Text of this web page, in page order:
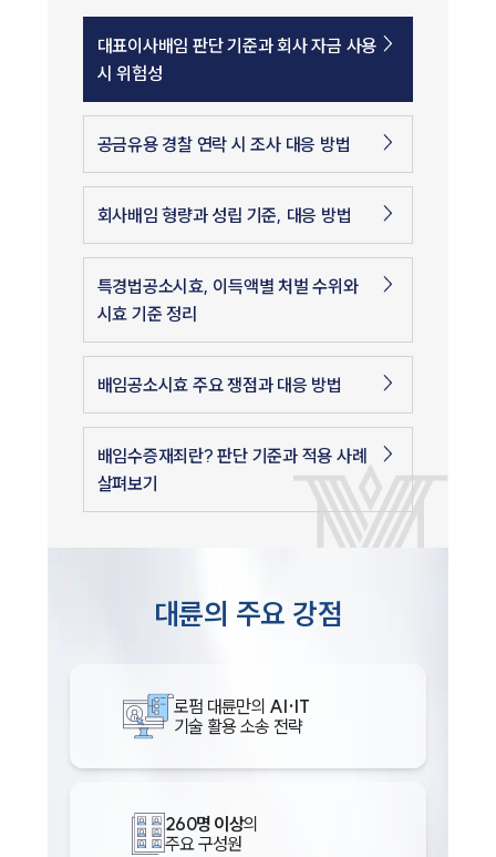
대표이사배임 판단 기준과 회사 자금 사용
시 위험성
공금유용 경찰 연락 시 조사 대응 방법
회사배임 형량과 성립 기준, 대응 방법
특경법공소시효, 이득액별 처벌 수위와
시효 기준 정리
배임공소시효 주요 쟁점과 대응 방법
배임수증재죄란? 판단 기준과 적용 사례
살펴보기
대륜의 주요 강점
로펌 대륜만의 AI·IT
기술 활용 소송 전략
260명 이상의
주요 구성원